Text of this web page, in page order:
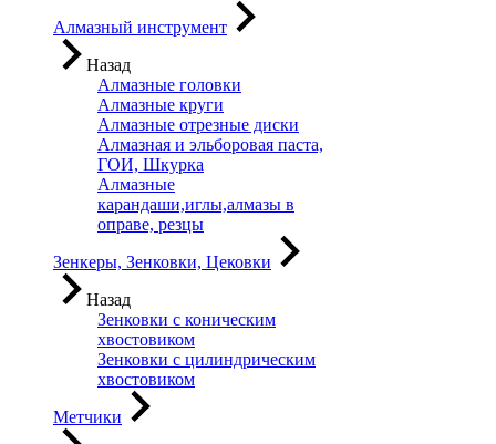
Алмазный инструмент
Назад
Алмазные головки
Алмазные круги
Алмазные отрезные диски
Алмазная и эльборовая паста,
ГОИ, Шкурка
Алмазные
карандаши,иглы,алмазы в
оправе, резцы
Зенкеры, Зенковки, Цековки
Назад
Зенковки с коническим
хвостовиком
Зенковки с цилиндрическим
хвостовиком
Метчики